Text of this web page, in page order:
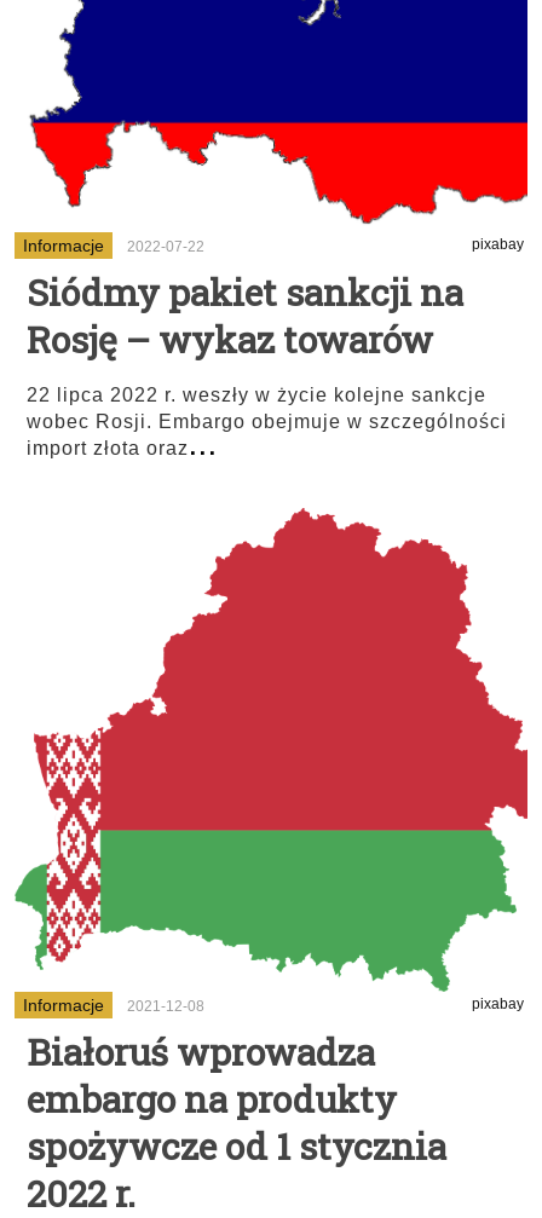
Informacje 2022-07-22 pixabay
Siódmy pakiet sankcji na
Rosję – wykaz towarów
22 lipca 2022 r. weszły w życie kolejne sankcje
wobec Rosji. Embargo obejmuje w szczególności
import złota oraz ...
Informacje 2021-12-08 pixabay
Białoruś wprowadza
embargo na produkty
spożywcze od 1 stycznia
2022 r.